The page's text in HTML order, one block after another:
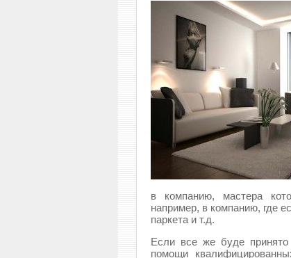
в компанию, мастера
например, в компанию, где
паркета и т.д.
Если все же буде
помощи